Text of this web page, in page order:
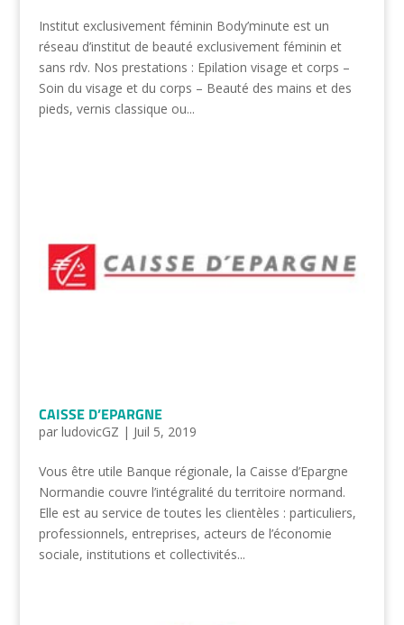
Institut exclusivement féminin Body’minute est un
réseau d’institut de beauté exclusivement féminin et
sans rdv. Nos prestations : Epilation visage et corps –
Soin du visage et du corps – Beauté des mains et des
pieds, vernis classique ou...
CAISSE D’EPARGNE
par ludovicGZ | Juil 5, 2019
Vous être utile Banque régionale, la Caisse d’Epargne
Normandie couvre l’intégralité du territoire normand.
Elle est au service de toutes les clientèles : particuliers,
professionnels, entreprises, acteurs de l’économie
sociale, institutions et collectivités...